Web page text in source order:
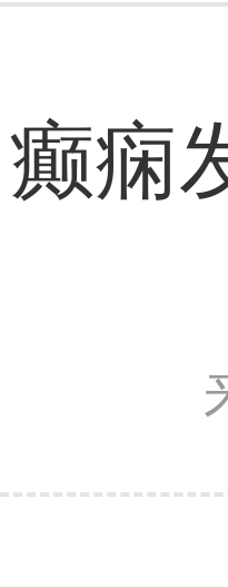
癫痫